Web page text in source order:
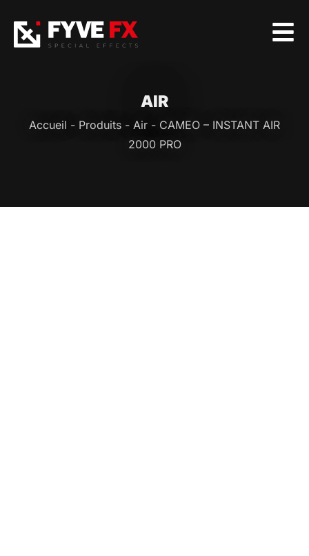
AIR
Accueil - Produits - Air - CAMEO – INSTANT AIR
2000 PRO